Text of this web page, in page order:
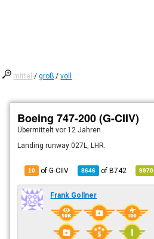
mittel /groß /voll
Boeing 747-200 (G-CIIV)
Übermitteltvor 12 Jahren
Landing runway 027L, LHR.
10 of G-CIIV 8646 ofB742 9970
Frank Gollner